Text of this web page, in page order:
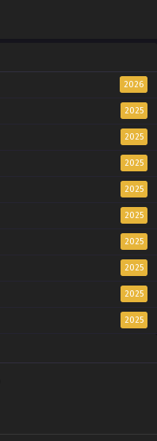
2026
2025
2025
2025
2025
2025
2025
2025
2025
2025